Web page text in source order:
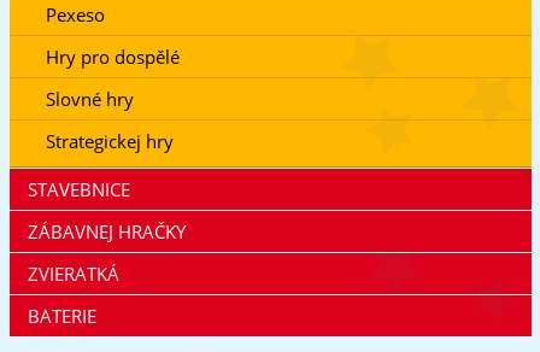
Pexeso
Hry pro dospělé
Slovné hry
Strategickej hry
STAVEBNICE
ZÁBAVNEJ HRAČKY
ZVIERATKÁ
BATERIE